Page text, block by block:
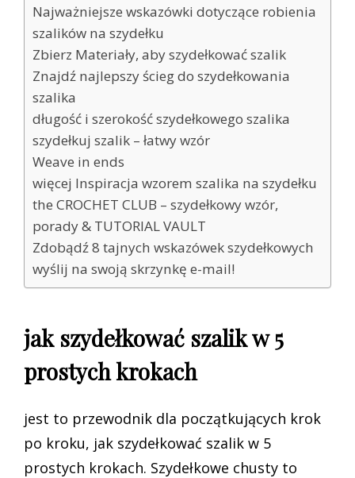
Najważniejsze wskazówki dotyczące robienia
szalików na szydełku
Zbierz Materiały, aby szydełkować szalik
Znajdź najlepszy ścieg do szydełkowania
szalika
długość i szerokość szydełkowego szalika
szydełkuj szalik – łatwy wzór
Weave in ends
więcej Inspiracja wzorem szalika na szydełku
the CROCHET CLUB – szydełkowy wzór,
porady & TUTORIAL VAULT
Zdobądź 8 tajnych wskazówek szydełkowych
wyślij na swoją skrzynkę e-mail!
jak szydełkować szalik w 5
prostych krokach
jest to przewodnik dla początkujących krok
po kroku, jak szydełkować szalik w 5
prostych krokach. Szydełkowe chusty to